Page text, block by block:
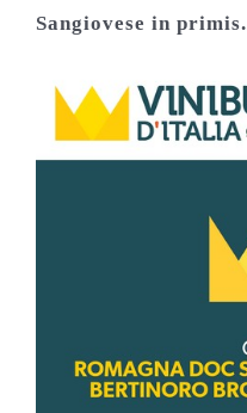
Sangiovese in primis.